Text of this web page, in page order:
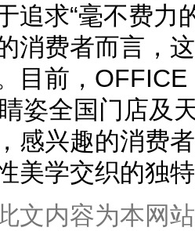
追求“毫不费力
消费者而言，
目前，
姿全国门店及
感兴趣的消费
美学交织的独
文内容为本网